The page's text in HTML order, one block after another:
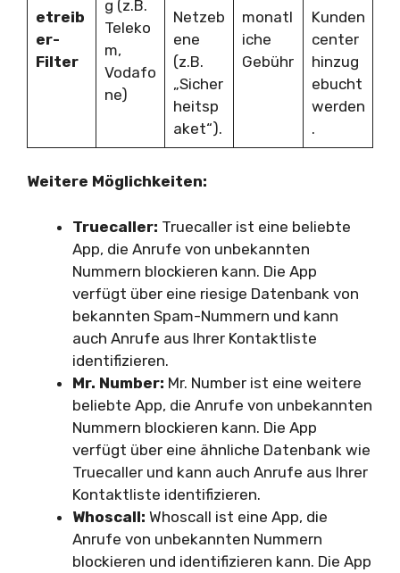
etreib
er-
Filter
g (z.B.
Teleko
m,
Vodafo
ne)
Netzeb
ene
(z.B.
„Sicher
heitsp
aket“).
monatl
iche
Gebühr
Kunden
center
hinzug
ebucht
werden
.
Weitere Möglichkeiten:
Truecaller: Truecaller ist eine beliebte
App, die Anrufe von unbekannten
Nummern blockieren kann. Die App
verfügt über eine riesige Datenbank von
bekannten Spam-Nummern und kann
auch Anrufe aus Ihrer Kontaktliste
identifizieren.
Mr. Number: Mr. Number ist eine weitere
beliebte App, die Anrufe von unbekannten
Nummern blockieren kann. Die App
verfügt über eine ähnliche Datenbank wie
Truecaller und kann auch Anrufe aus Ihrer
Kontaktliste identifizieren.
Whoscall: Whoscall ist eine App, die
Anrufe von unbekannten Nummern
blockieren und identifizieren kann. Die App